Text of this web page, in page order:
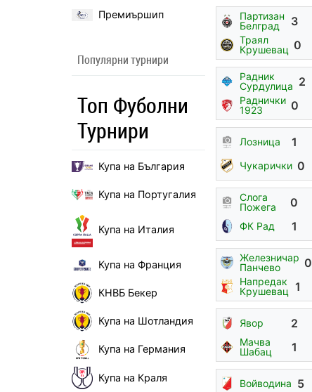
Премиършип
Популярни турнири
Топ Фуболни
Турнири
Купа на България
Купа на Португалия
Купа на Италия
Купа на Франция
КНВБ Бекер
Купа на Шотландия
Купа на Германия
Купа на Краля
Партизан
Белград
3
Траял
Крушевац 0
Радник
Сурдулица 2
Раднички
1923
0
Лозница 1
Чукарички 0
Слога
Пожега
0
ФК Рад 1
Железничар
Панчево
0
Напредак
Крушевац 1
Явор 2
Мачва
Шабац
1
Войводина 5